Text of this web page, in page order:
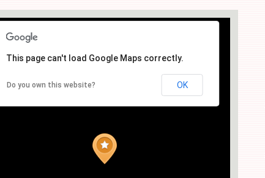
This page can't load Google Maps correctly.
Do you own this website? OK